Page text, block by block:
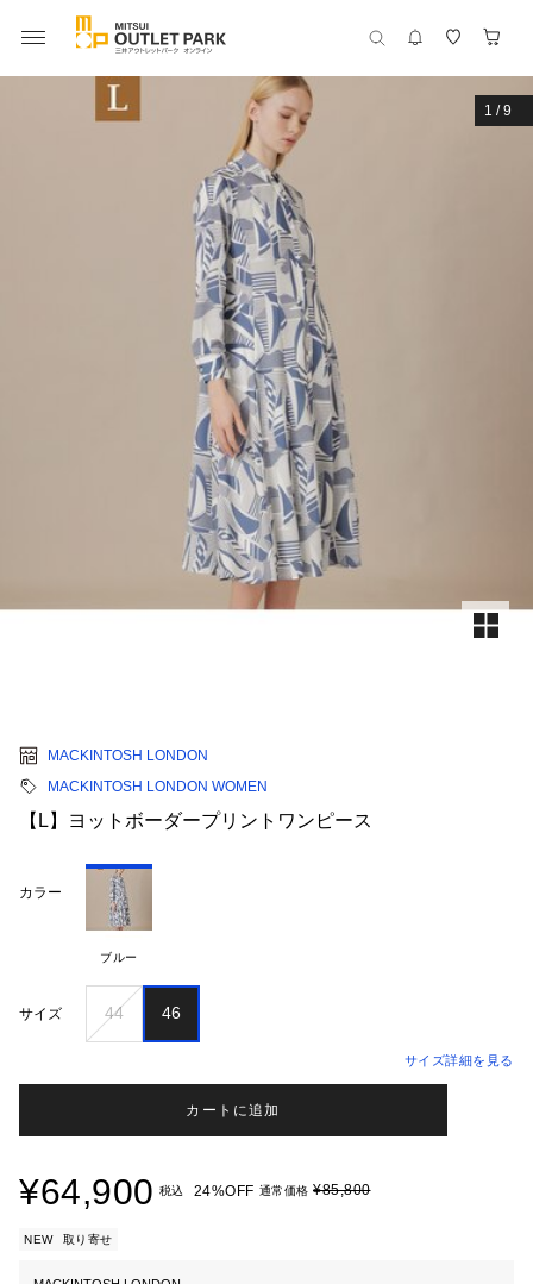
1 /9
MACKINTOSH LONDON
MACKINTOSH LONDON WOMEN
【L】ヨットボーダープリントワンピース
カラー
ブルー
サイズ 44 46
サイズ詳細を見る
カートに追加
¥64,900 税込 24%OFF 通常価格 ¥85,800
NEW 取り寄せ